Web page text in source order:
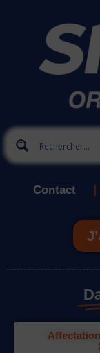
Contact